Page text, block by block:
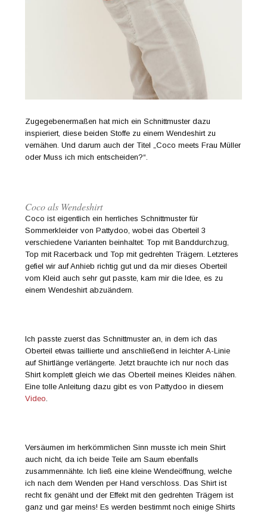
Zugegebenermaßen hat mich ein Schnittmuster dazu
inspieriert, diese beiden Stoffe zu einem Wendeshirt zu
vernähen. Und darum auch der Titel „Coco meets Frau Müller
oder Muss ich mich entscheiden?“.
Coco als Wendeshirt
Coco ist eigentlich ein herrliches Schnittmuster für
Sommerkleider von Pattydoo, wobei das Oberteil 3
verschiedene Varianten beinhaltet: Top mit Banddurchzug,
Top mit Racerback und Top mit gedrehten Trägern. Letzteres
gefiel wir auf Anhieb richtig gut und da mir dieses Oberteil
vom Kleid auch sehr gut passte, kam mir die Idee, es zu
einem Wendeshirt abzuändern.
Ich passte zuerst das Schnittmuster an, in dem ich das
Oberteil etwas taillierte und anschließend in leichter A-Linie
auf Shirtlänge verlängerte. Jetzt brauchte ich nur noch das
Shirt komplett gleich wie das Oberteil meines Kleides nähen.
Eine tolle Anleitung dazu gibt es von Pattydoo in diesem
Video.
Versäumen im herkömmlichen Sinn musste ich mein Shirt
auch nicht, da ich beide Teile am Saum ebenfalls
zusammennähte. Ich ließ eine kleine Wendeöffnung, welche
ich nach dem Wenden per Hand verschloss. Das Shirt ist
recht fix genäht und der Effekt mit den gedrehten Trägern ist
ganz und gar meins! Es werden bestimmt noch einige Shirts